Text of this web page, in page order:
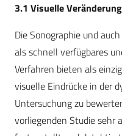
3.1 Visuelle
Die Sonographie und
als schnell verfügbares
Verfahren bieten als
visuelle Eindrücke in der
Untersuchung zu
vorliegenden Studie sehr